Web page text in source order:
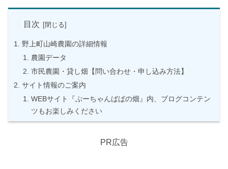
目次
野上町山崎農園の詳細情報
農園データ
市民農園・貸し畑【問い合わせ・申し込み方法】
サイト情報のご案内
WEBサイト『ぶーちゃんばばの畑』内、ブログコンテン
ツもお楽しみください
PR広告